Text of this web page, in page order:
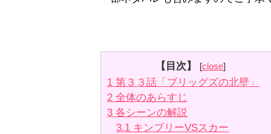
【目次】 [close]
1 第３３話「ブリッグズの北壁」
2 全体のあらすじ
3 各シーンの解説
3.1 キンブリーVSスカー